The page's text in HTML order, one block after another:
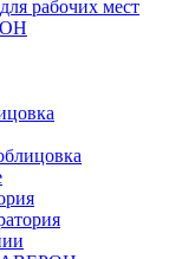
рабочих мест